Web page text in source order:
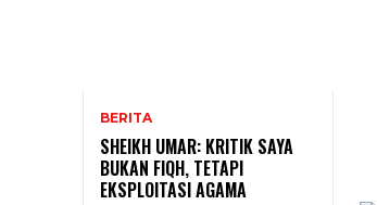
BERITA
SHEIKH UMAR: KRITIK SAYA
BUKAN FIQH, TETAPI
EKSPLOITASI AGAMA